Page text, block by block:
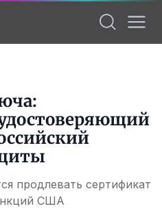
продлевать сертификат
США